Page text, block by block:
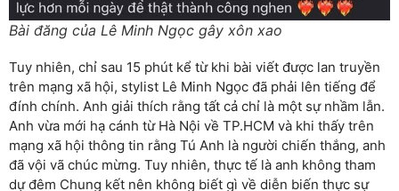
Bài đăng của Lê Minh Ngọc gây xôn xao
Tuy nhiên, chỉ sau 15 phút kể từ khi bài viết được lan truyền
trên mạng xã hội, stylist Lê Minh Ngọc đã phải lên tiếng để
đính chính. Anh giải thích rằng tất cả chỉ là một sự nhầm lẫn.
Anh vừa mới hạ cánh từ Hà Nội về TP.HCM và khi thấy trên
mạng xã hội thông tin rằng Tú Anh là người chiến thắng, anh
đã vội vã chúc mừng. Tuy nhiên, thực tế là anh không tham
dự đêm Chung kết nên không biết gì về diễn biến thực sự